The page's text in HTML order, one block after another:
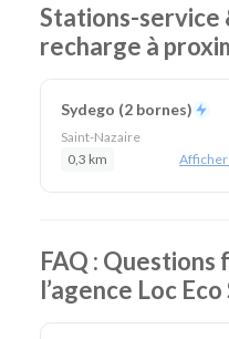
Stations-service
recharge à
Sydego (2 bornes)
Saint-Nazaire
0,3 km
Afficher
FAQ :
l’agence Loc